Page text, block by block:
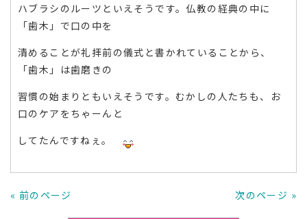
ハブラシのルーツといえそうです。仏教の経典の中に
「歯木」で口の中を
清めることが礼拝前の儀式と書かれていることから、
「歯木」は歯磨きの
習慣の始まりともいえそうです。むかしの人たちも、お
口のケアをちゃーんと
してたんですねぇ。
« 前のページ 次のページ »